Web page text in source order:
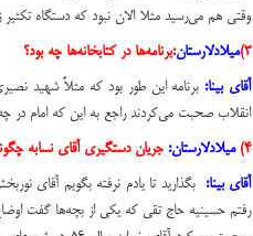
وقتي هم مي‌رسيد مثلا الان نبود كه دستگاه
۳) میلادلارستان:‌برنامه‌ها در كتابخانه‌ها چه بود؟
آقای بینا:‌ برنامه اين طور بود كه مثلاً شهيد
انقلاب صحبت مي‌كردند راجع به اين كه امام در
۴) میلادلارستان:‌ جریان دستگیری آقای نسابه
آقای بینا:‌
بگذارید تا یادم نرفته بگویم آقای
رفتم حسينيه حاج تقي كه يكي از بچه‌ها گفت اوضاع